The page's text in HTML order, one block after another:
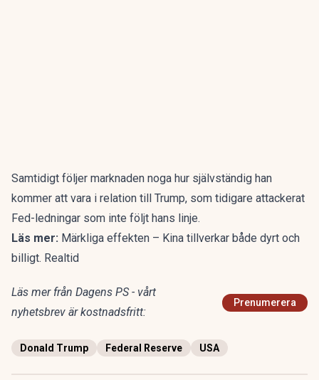
Samtidigt följer marknaden noga hur självständig han
kommer att vara i relation till Trump, som tidigare attackerat
Fed-ledningar som inte följt hans linje.
Läs mer: Märkliga effekten – Kina tillverkar både dyrt och
billigt. Realtid
Läs mer från Dagens PS - vårt
nyhetsbrev är kostnadsfritt:
Prenumerera
Donald Trump Federal Reserve USA